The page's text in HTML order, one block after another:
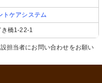
トケアシステム
橋1-22-1
担当者にお問い合わせをお願い